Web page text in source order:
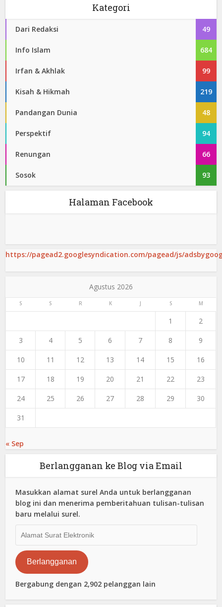
Kategori
Dari Redaksi 49
Info Islam 684
Irfan & Akhlak 99
Kisah & Hikmah 219
Pandangan Dunia 48
Perspektif 94
Renungan 66
Sosok 93
Halaman Facebook
https://pagead2.googlesyndication.com/pagead/js/
Agustus 2026
S S R K J S M
1 2
3 4 5 6 7 8 9
10 11 12 13 14 15 16
17 18 19 20 21 22 23
24 25 26 27 28 29 30
31
« Sep
Berlangganan ke Blog via Email
Masukkan alamat surel Anda untuk berlangganan
blog ini dan menerima pemberitahuan tulisan-tulisan
baru melalui surel.
Surat
Elektronik
Berlangganan
Bergabung dengan 2,902 pelanggan lain